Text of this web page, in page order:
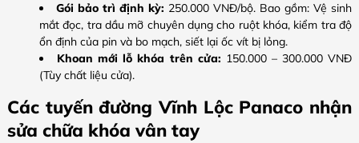
Gói bảo trì định kỳ: 250.000 VNĐ/bộ. Bao gồm: Vệ sinh
mắt đọc, tra dầu mỡ chuyên dụng cho ruột khóa, kiểm tra độ
ổn định của pin và bo mạch, siết lại ốc vít bị lỏng.
Khoan mới lỗ khóa trên cửa: 150.000 – 300.000 VNĐ
(Tùy chất liệu cửa).
Các tuyến đường Vĩnh Lộc Panaco nhận
sửa chữa khóa vân tay